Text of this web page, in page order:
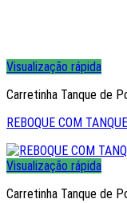
Visualização rápida
Carretinha Tanque de
REBOQUE COM
Visualização rápida
Carretinha Tanque de